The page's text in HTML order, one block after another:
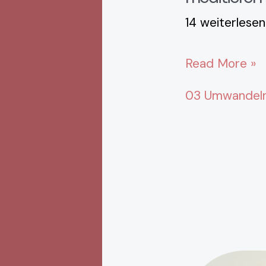
14 weiterlesen
Read More »
03
Meditiere